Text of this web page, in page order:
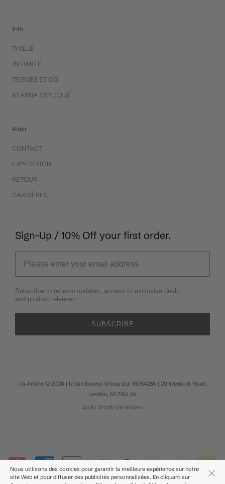
Info
TAILLE
INTIMITÉ
TERMES ET CO.
KLARNA EXPLIQUÉ
Aider
CONTACT
EXPÉDITION
RETOUR
CARRIÈRES
Sign-Up / 10% Off your first order.
Subscribe to receive updates, access to exclusive deals,
and product releases.
SUBSCRIBE
t/a Article © 2026 | Urban Excess Group Ltd: 15054286 | 20 Wenlock Road,
London, N1 7GU UK
Liquify Shopify Developers
Nous utilisons des cookies pour garantir la meilleure expérience sur notre
site Web et pour diffuser des publicités personnalisées. En cliquant sur